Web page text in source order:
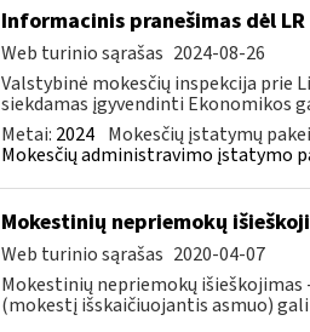
Informacinis pranešimas dėl LR
Web turinio sąrašas 2024-08-26
Valstybinė mokesčių inspekcija prie
siekdamas įgyvendinti Ekonomikos
Metai: 2024 Mokesčių įstatymų
Mokesčių administravimo įstatymo
Mokestinių nepriemokų
Web turinio sąrašas 2020-04-07
Mokestinių nepriemokų
(mokestį išskaičiuojantis asmuo)